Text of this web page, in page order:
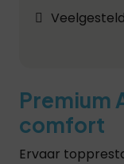
Premium
comfort
Ervaar